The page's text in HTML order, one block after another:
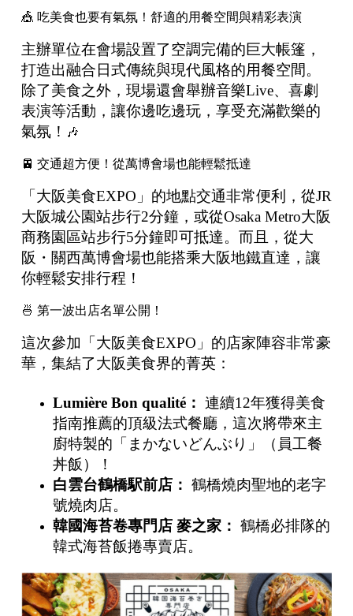
🎪 吃美食也要有氣氛！舒適的用餐空間與精彩表演
主辦單位在會場設置了空調完備的巨大帳篷，
打造出融合日式傳統與現代風格的用餐空間。
除了美食之外，現場還會舉辦音樂Live、喜劇
表演等活動，讓你邊吃邊玩，享受充滿歡樂的
氣氛！
🎶
🚈 交通超方便！從萬博會場也能輕鬆抵達
「大阪美食EXPO」的地點交通非常便利，從JR
大阪城公園站步行2分鐘，或從Osaka Metro大阪
商務園區站步行5分鐘即可抵達。而且，從大
阪・關西萬博會場也能搭乘大阪地鐵直達，讓
你輕鬆安排行程！
🍜 第一波出店名單公開！
這次參加「大阪美食EXPO」的店家陣容非常豪
華，集結了大阪美食界的菁英：
Lumière Bon qualité： 連續12年獲得美食
指南推薦的頂級法式餐廳，這次將帶來主
廚特製的「まかないどんぶり」（員工餐
丼飯）！
白雲台鶴橋駅前店： 鶴橋燒肉聖地的老字
號燒肉店。
韓國海苔卷專門店 麥之家： 鶴橋必排隊的
韓式海苔飯捲專賣店。